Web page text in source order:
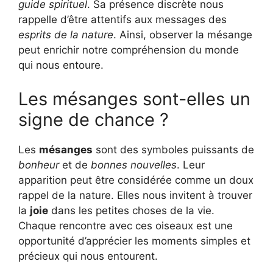
guide spirituel. Sa présence discrète nous
rappelle d’être attentifs aux messages des
esprits de la nature. Ainsi, observer la mésange
peut enrichir notre compréhension du monde
qui nous entoure.
Les mésanges sont-elles un
signe de chance ?
Les mésanges sont des symboles puissants de
bonheuret de bonnes nouvelles. Leur
apparition peut être considérée comme un doux
rappel de la nature. Elles nous invitent à trouver
la joie dans les petites choses de la vie.
Chaque rencontre avec ces oiseaux est une
opportunité d’apprécier les moments simples et
précieux qui nous entourent.